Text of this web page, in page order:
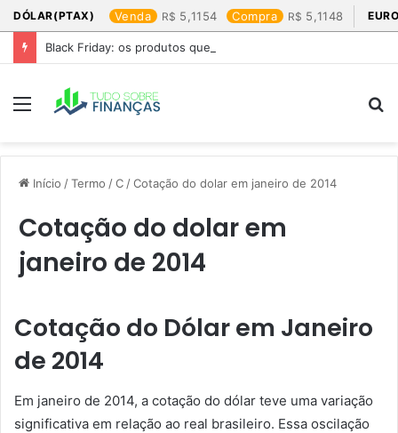
DÓLAR(PTAX) Venda 5,1154 Compra 5,1148
Black Friday: os produtos que mais valem a pena
Menu
Início /Termo /C /Cotação do dolar em janeiro de 2014​
Cotação do dolar em
janeiro de 2014​
Cotação do Dólar em Janeiro
de 2014
Em janeiro de 2014, a cotação do dólar teve uma variação
significativa em relação ao real brasileiro. Essa oscilação